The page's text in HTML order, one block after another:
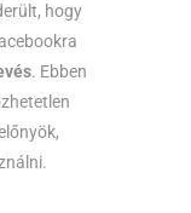
hogy
. Ebben